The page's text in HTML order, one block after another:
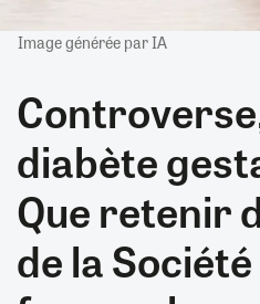
Image générée par IA
diabète
Que retenir
de la Société